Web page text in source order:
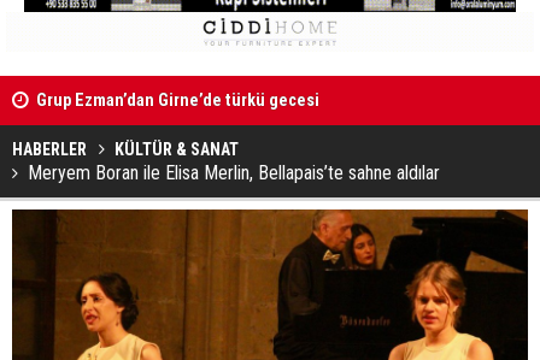
Kıbrıs’ın güneyinde yıllık enflasyon temmuzda yüzde 2,9
oldu
HABERLER KÜLTÜR & SANAT
Meryem Boran ile Elisa Merlin, Bellapais’te sahne aldılar